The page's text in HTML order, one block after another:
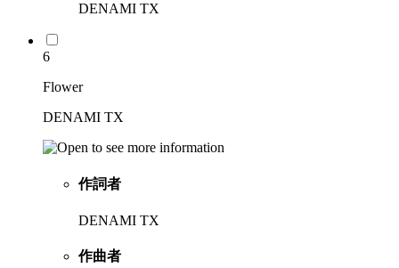
DENAMI TX
6
Flower
DENAMI TX
作詞者
DENAMI TX
作曲者